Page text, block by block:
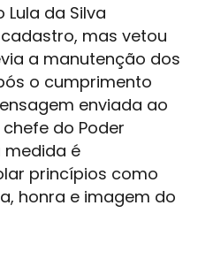
Lula da Silva
mas vetou
a manutenção dos
o cumprimento
enviada ao
do Poder
medida é
princípios como
honra e imagem do